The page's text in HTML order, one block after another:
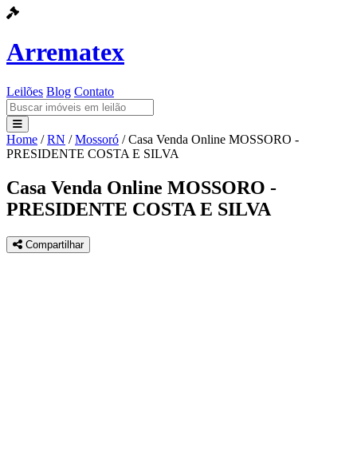
Arrematex
Leilões Blog Contato
Leilões
Blog
Contato
Home / RN / Mossoró / Casa Venda Online MOSSORO -
PRESIDENTE COSTA E SILVA
Casa Venda Online MOSSORO -
PRESIDENTE COSTA E SILVA
Compartilhar